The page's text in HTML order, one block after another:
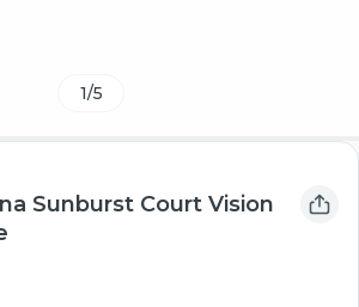
1/5
Sunburst Court Vision